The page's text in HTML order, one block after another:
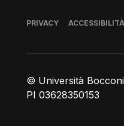
© Università
PI 03628350153
Piè di pagina
PRIVACY